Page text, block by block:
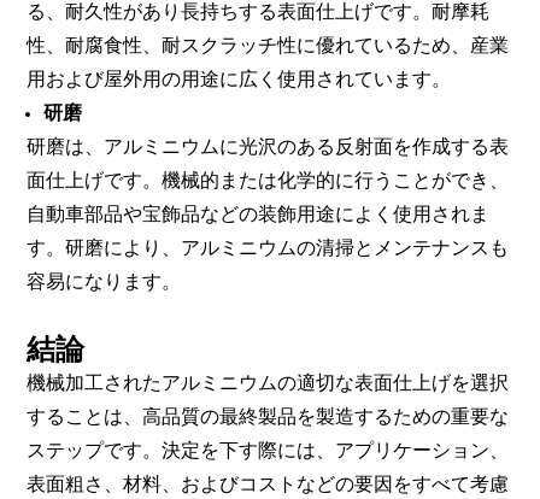
る、耐久性があり長持ちする表面仕上げです。耐摩耗
性、耐腐食性、耐スクラッチ性に優れているため、産業
用および屋外用の用途に広く使用されています。
研磨
研磨は、アルミニウムに光沢のある反射面を作成する表
面仕上げです。機械的または化学的に行うことができ、
自動車部品や宝飾品などの装飾用途によく使用されま
す。研磨により、アルミニウムの清掃とメンテナンスも
容易になります。
結論
機械加工されたアルミニウムの適切な表面仕上げを選択
することは、高品質の最終製品を製造するための重要な
ステップです。決定を下す際には、アプリケーション、
表面粗さ、材料、およびコストなどの要因をすべて考慮